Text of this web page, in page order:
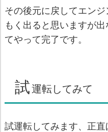
その後元に戻してエン
もく出ると思いますが
てやって完了です。
試運転してみて
試運転してみます、正